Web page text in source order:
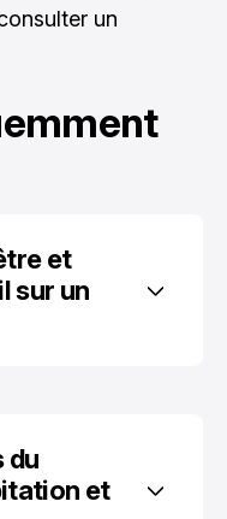
un
et
sur un
du
et